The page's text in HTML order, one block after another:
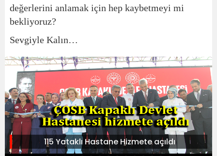
değerlerini anlamak için hep kaybetmeyi mi
bekliyoruz?
Sevgiyle Kalın…
115 Yataklı Hastane Hizmete açıldı